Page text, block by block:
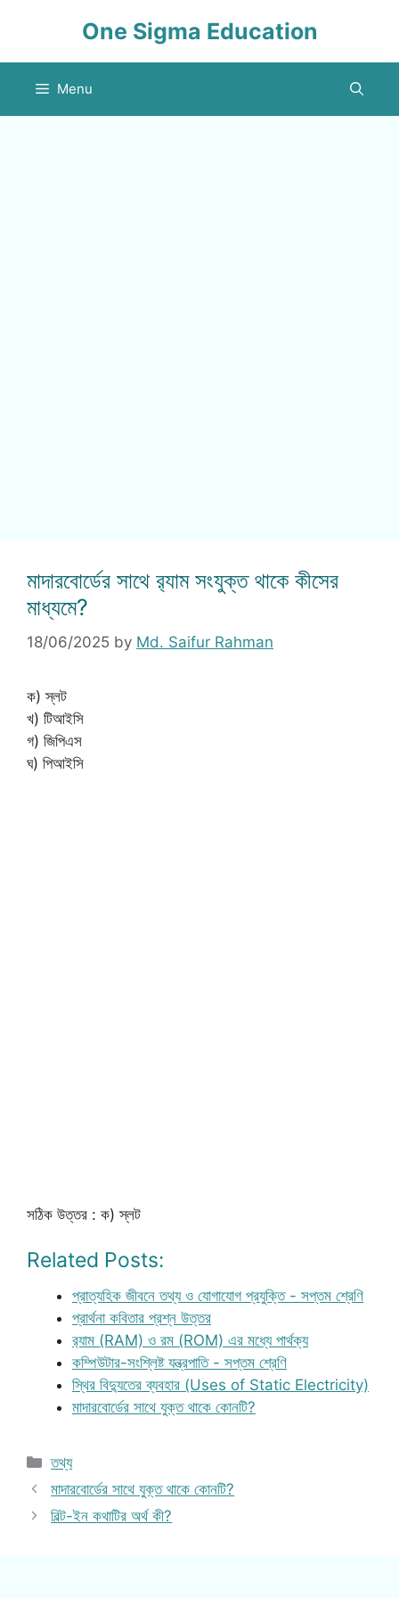
One Sigma Education
Menu
মাদারবোর্ডের সাথে র‌্যাম সংযুক্ত থাকে কীসের
মাধ্যমে?
18/06/2025 by Md. Saifur Rahman
ক) স্লট
খ) টিআইসি
গ) জিপিএস
ঘ) পিআইসি
সঠিক উত্তর : ক) স্লট
Related Posts:
প্রাত্যহিক জীবনে তথ্য ও যোগাযোগ প্রযুক্তি - সপ্তম শ্রেণি
প্রার্থনা কবিতার প্রশ্ন উত্তর
র‌্যাম (RAM) ও রম (ROM) এর মধ্যে পার্থক্য
কম্পিউটার-সংশ্লিষ্ট যন্ত্রপাতি - সপ্তম শ্রেণি
স্থির বিদ্যুতের ব্যবহার (Uses of Static Electricity)
মাদারবোর্ডের সাথে যুক্ত থাকে কোনটি?
Categories
তথ্য
মাদারবোর্ডের সাথে যুক্ত থাকে কোনটি?
বিল্ট-ইন কথাটির অর্থ কী?